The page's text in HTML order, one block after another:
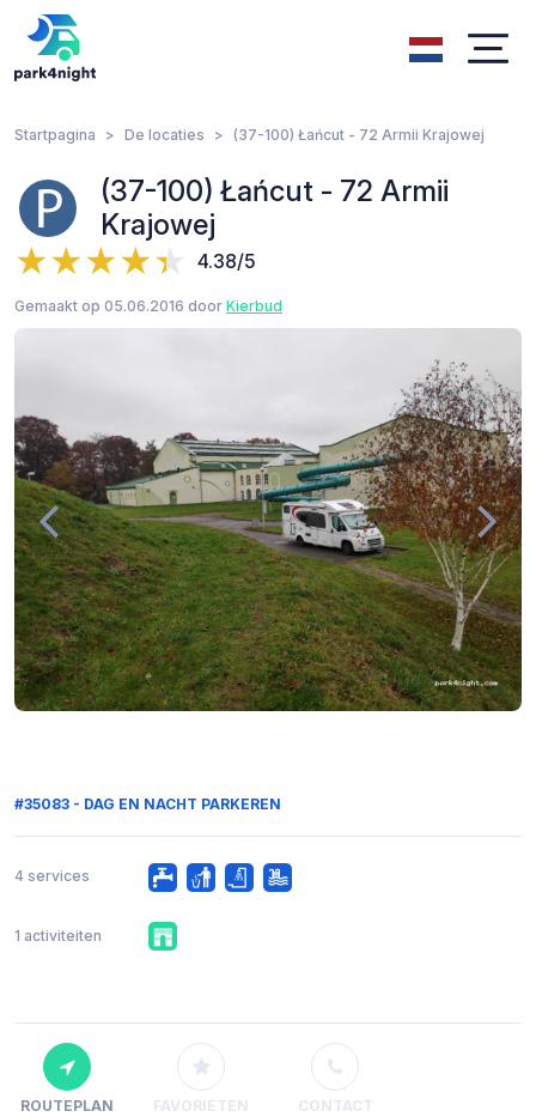
Startpagina De locaties (37-100) Łańcut - 72 Armii Krajowej
(37-100) Łańcut - 72 Armii
Krajowej
4.38/5
Gemaakt op 05.06.2016 door Kierbud
#35083 - DAG EN NACHT PARKEREN
4 services
1 activiteiten
ROUTEPLAN FAVORIETEN CONTACT